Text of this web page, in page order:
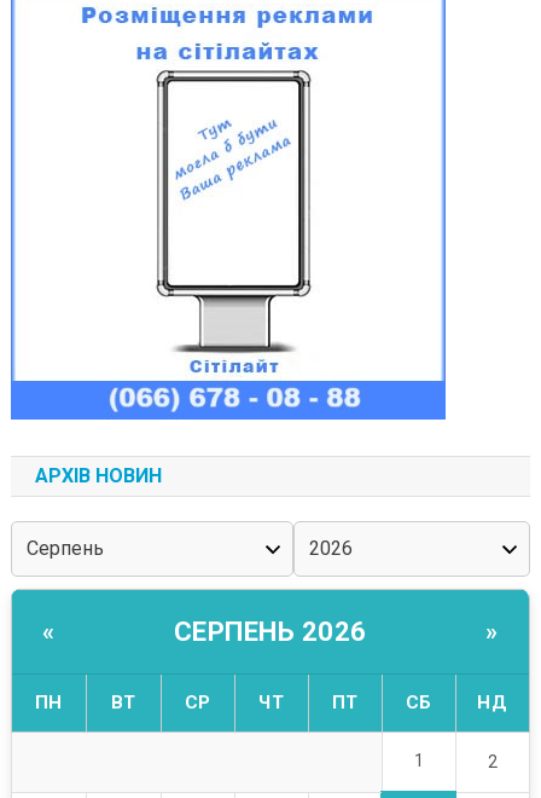
АРХІВ НОВИН
« СЕРПЕНЬ 2026 »
ПН ВТ СР ЧТ ПТ СБ НД
1 2